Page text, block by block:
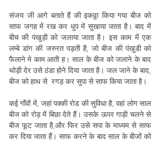
संजय जी आगे बताते हैं की इकठ्ठा किया गया बीज को
साफ जगह में रख कर धुप में सुखाया जाता है। बाद में
बीच की पंखुड़ी को जलाया जाता है। इस काम में एक
लम्बे डांग की जरुरत पड़ती है, जो बीज की पंखुडी को
फैलाने मे काम आती ह। साल के बीज को जलाने के बाद
थोड़ी देर उसे ठंडा होने दिया जाता है। जल जाने के बाद,
बीज को हाथ से  रगड़ कर सुपा से साफ किया जाता है।
कई गाँवों में, जहां पक्की रोड की सुविधा है, वहां लोग साल
बीज को रोड़ में बिछा देते हैं। उसके ऊपर गाड़ी चलने से
बीज फूट जाता है,और फिर उसे सपा के माध्यम से साफ
कर दिया जाता हैं। साफ करने के बाद साल के बीजों को